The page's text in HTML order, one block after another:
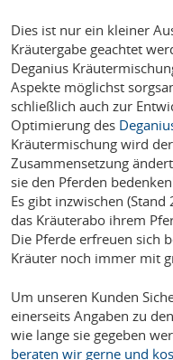
Dies ist nur ein kleiner
Kräutergabe geachtet
Deganius
Aspekte möglichst
schließlich auch zur
Optimierung des
Kräutermischung wird
Zusammensetzung
sie den Pferden
Es gibt inzwischen
das Kräuterabo ihrem
Die Pferde erfreuen sich
Kräuter noch immer mit
Um unseren Kunden
einerseits Angaben zu
wie lange sie gegeben
beraten wir gerne und